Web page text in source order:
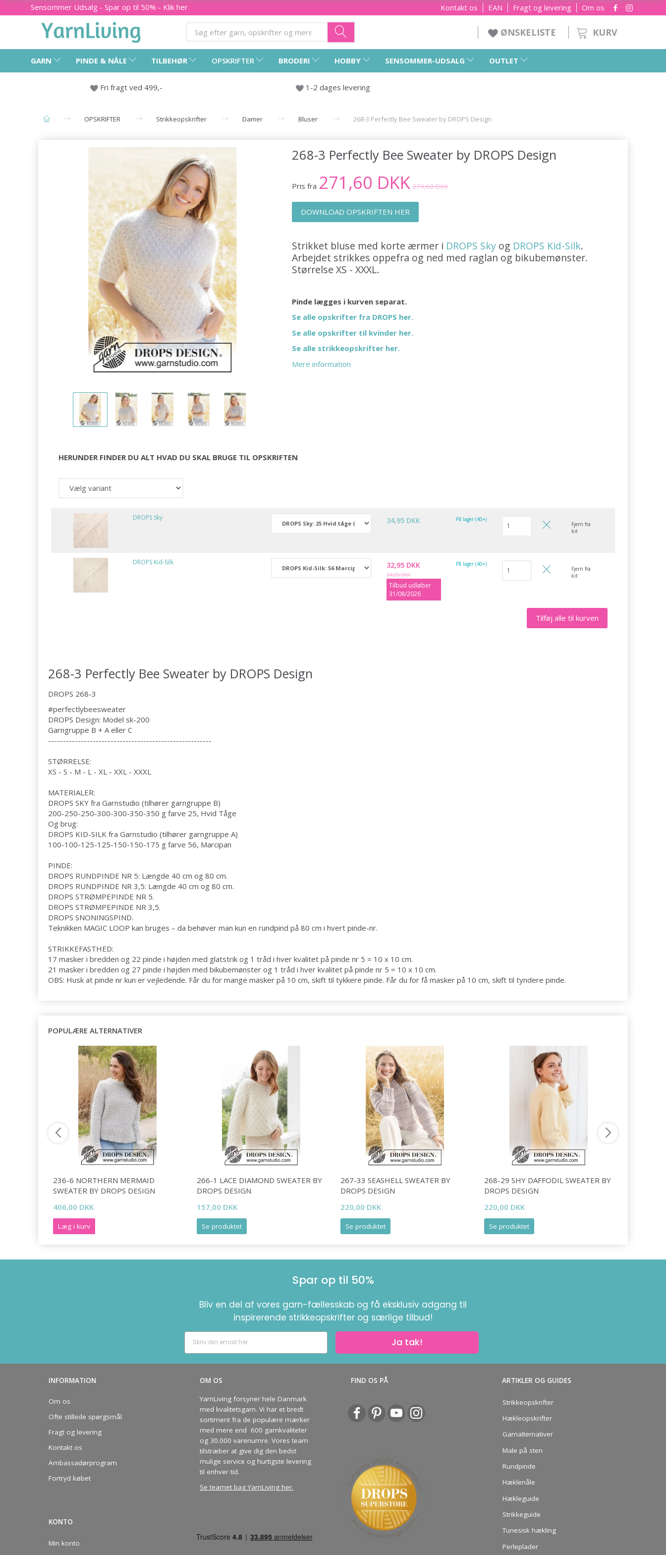
Sensommer Udsalg - Spar op til 50% - Klik her Om os
Fragt og levering
EAN
Kontakt os
KURV
ØNSKELISTE
GARN PINDE & NÅLE TILBEHØR OPSKRIFTER BRODERI HOBBY SENSOMMER-UDSALG OUTLET
Fri fragt ved 499,- 1-2 dages levering
OPSKRIFTER Strikkeopskrifter Damer Bluser 268-3 Perfectly Bee Sweater by DROPS Design
268-3 Perfectly Bee Sweater by DROPS Design
Pris fra 271,60 DKK 279,60 DKK
DOWNLOAD OPSKRIFTEN HER
Strikket bluse med korte ærmer i DROPS Skyog DROPS Kid-Silk.
Arbejdet strikkes oppefra og ned med raglan og bikubemønster.
Størrelse XS - XXXL.
Pinde lægges i kurven separat.
Se alle opskrifter fra DROPS her.
Se alle opskrifter til kvinder her.
Se alle strikkeopskrifter her.
Mere information
HERUNDER FINDER DU ALT HVAD DU SKAL BRUGE TIL OPSKRIFTEN
DROPS Sky 34,95 DKK På lager (40+)
Fjern fra
kit
DROPS Kid-Silk 32,95 DKK
34,95 DKK
Tilbud udløber
31/08/2026
På lager (40+)
Fjern fra
kit
Tilføj alle til kurven
268-3 Perfectly Bee Sweater by DROPS Design
DROPS 268-3
#perfectlybeesweater
DROPS Design: Model sk-200
Garngruppe B + A eller C
-------------------------------------------------------
STØRRELSE:
XS - S - M - L - XL - XXL - XXXL
MATERIALER:
DROPS SKY fra Garnstudio (tilhører garngruppe B)
200-250-250-300-300-350-350 g farve 25, Hvid Tåge
Og brug:
DROPS KID-SILK fra Garnstudio (tilhører garngruppe A)
100-100-125-125-150-150-175 g farve 56, Marcipan
PINDE:
DROPS RUNDPINDE NR 5: Længde 40 cm og 80 cm.
DROPS RUNDPINDE NR 3,5: Længde 40 cm og 80 cm.
DROPS STRØMPEPINDE NR 5.
DROPS STRØMPEPINDE NR 3,5.
DROPS SNONINGSPIND.
Teknikken MAGIC LOOP kan bruges – da behøver man kun en rundpind på 80 cm i hvert pinde-nr.
STRIKKEFASTHED:
17 masker i bredden og 22 pinde i højden med glatstrik og 1 tråd i hver kvalitet på pinde nr 5 = 10 x 10 cm.
21 masker i bredden og 27 pinde i højden med bikubemønster og 1 tråd i hver kvalitet på pinde nr 5 = 10 x 10 cm.
OBS: Husk at pinde nr kun er vejledende. Får du for mange masker på 10 cm, skift til tykkere pinde. Får du for få masker på 10 cm, skift til tyndere pinde.
POPULÆRE ALTERNATIVER
236-6 NORTHERN MERMAID
SWEATER BY DROPS DESIGN
406,00 DKK
Læg i kurv
266-1 LACE DIAMOND SWEATER BY
DROPS DESIGN
157,00 DKK
Se produktet
267-33 SEASHELL SWEATER BY
DROPS DESIGN
220,00 DKK
Se produktet
268-29 SHY DAFFODIL SWEATER BY
DROPS DESIGN
220,00 DKK
Se produktet
Spar op til 50%
Bliv en del af vores garn-fællesskab og få eksklusiv adgang til
inspirerende strikkeopskrifter og særlige tilbud!
Ja tak!
INFORMATION
Om os
Ofte stillede spørgsmål
Fragt og levering
Kontakt os
Ambassadørprogram
Fortryd købet
KONTO
Min konto
OM OS
YarnLiving forsyner hele Danmark
med kvalitetsgarn. Vi har et bredt
sortiment fra de populære mærker
med mere end 600 garnkvaliteter
og 30.000 varenumre. Vores team
tilstræber at give dig den bedst
mulige service og hurtigste levering
til enhver tid.
Se teamet bag YarnLiving her.
FIND OS PÅ ARTIKLER OG GUIDES
Strikkeopskrifter
Hækleopskrifter
Garnalternativer
Male på sten
Rundpinde
Hæklenåle
Hækleguide
Strikkeguide
Tunesisk hækling
Perleplader
Ja tak